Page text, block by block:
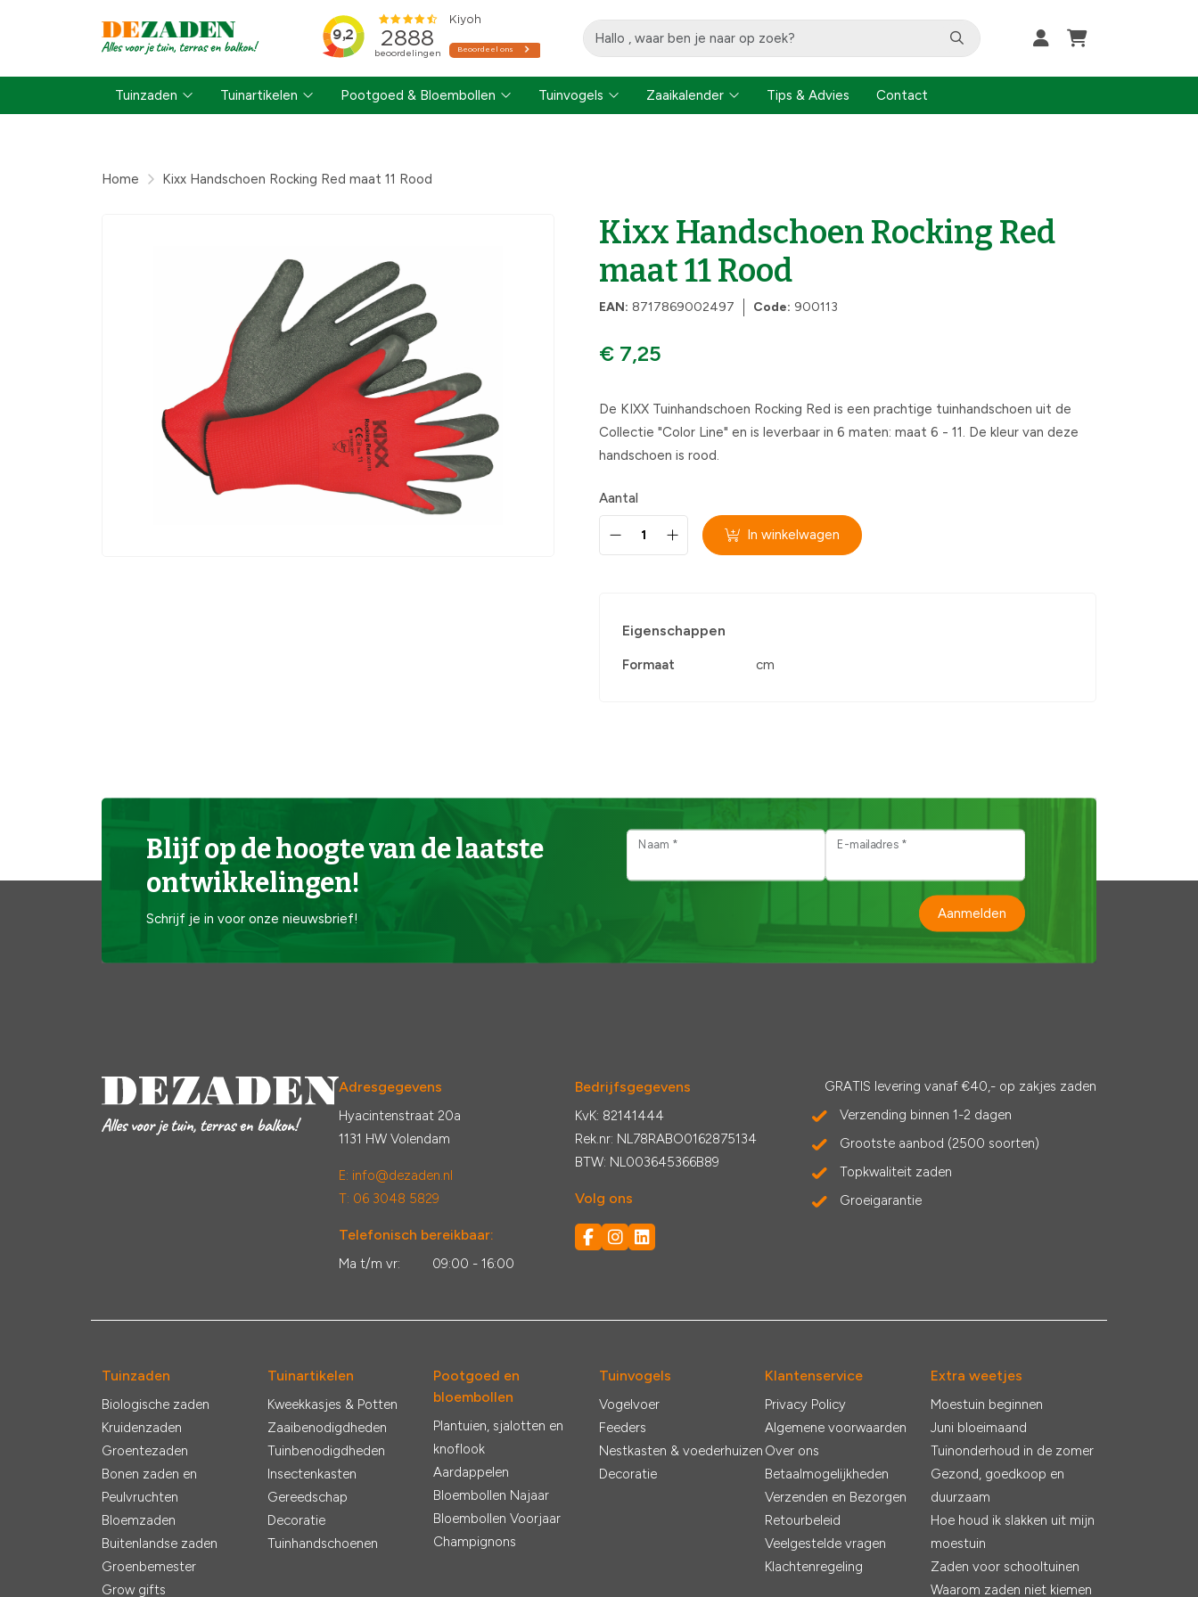
Tuinzaden Tuinartikelen Pootgoed & Bloembollen Tuinvogels Zaaikalender Tips & Advies Contact
Home Kixx Handschoen Rocking Red maat 11 Rood
Kixx Handschoen Rocking Red
maat 11 Rood
EAN: 8717869002497 Code: 900113
€ 7,25
De KIXX Tuinhandschoen Rocking Red is een prachtige tuinhandschoen uit de
Collectie "Color Line" en is leverbaar in 6 maten: maat 6 - 11. De kleur van deze
handschoen is rood.
Aantal
In winkelwagen
Eigenschappen
Formaat cm
Blijf op de hoogte van de laatste
ontwikkelingen!
Schrijf je in voor onze nieuwsbrief!
Naam * E-mailadres *
Aanmelden
Adresgegevens
Hyacintenstraat 20a
1131 HW Volendam
E: info@dezaden.nl
T: 06 3048 5829
Telefonisch bereikbaar:
Ma t/m vr: 09:00 - 16:00
Bedrijfsgegevens
KvK: 82141444
Rek.nr: NL78RABO0162875134
BTW: NL003645366B89
Volg ons
GRATIS levering vanaf €40,- op zakjes zaden
Verzending binnen 1-2 dagen
Grootste aanbod (2500 soorten)
Topkwaliteit zaden
Groeigarantie
Tuinzaden
Biologische zaden
Kruidenzaden
Groentezaden
Bonen zaden en
Peulvruchten
Bloemzaden
Buitenlandse zaden
Groenbemester
Grow gifts
Tuinartikelen
Kweekkasjes & Potten
Zaaibenodigdheden
Tuinbenodigdheden
Insectenkasten
Gereedschap
Decoratie
Tuinhandschoenen
Pootgoed en
bloembollen
Plantuien, sjalotten en
knoflook
Aardappelen
Bloembollen Najaar
Bloembollen Voorjaar
Champignons
Tuinvogels
Vogelvoer
Feeders
Nestkasten & voederhuizen
Decoratie
Klantenservice
Privacy Policy
Algemene voorwaarden
Over ons
Betaalmogelijkheden
Verzenden en Bezorgen
Retourbeleid
Veelgestelde vragen
Klachtenregeling
Extra weetjes
Moestuin beginnen
Juni bloeimaand
Tuinonderhoud in de zomer
Gezond, goedkoop en
duurzaam
Hoe houd ik slakken uit mijn
moestuin
Zaden voor schooltuinen
Waarom zaden niet kiemen